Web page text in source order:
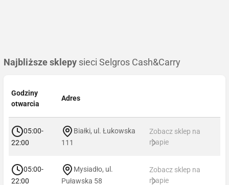
Najbliższe sklepy sieci Selgros Cash&Carry
Godziny
otwarcia
Adres
05:00-
22:00
Białki, ul. Łukowska
111
Zobacz sklep na
mapie
05:00-
22:00
Mysiadło, ul.
Puławska 58
Zobacz sklep na
mapie